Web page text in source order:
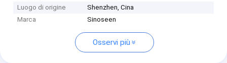
Luogo di origine
Shenzhen, Cina
Marca
Sinoseen
Osservi più